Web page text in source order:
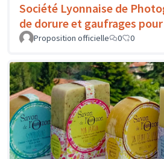
Société Lyonnaise de
de dorure et gaufrages
Proposition officielle 0 0